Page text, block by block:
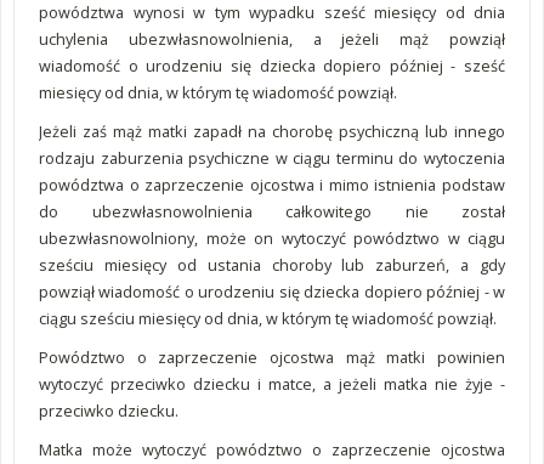
powództwa wynosi w tym wypadku sześć miesięcy od dnia
uchylenia ubezwłasnowolnienia, a jeżeli mąż powziął
wiadomość o urodzeniu się dziecka dopiero później - sześć
miesięcy od dnia, w którym tę wiadomość powziął.
Jeżeli zaś mąż matki zapadł na chorobę psychiczną lub innego
rodzaju zaburzenia psychiczne w ciągu terminu do wytoczenia
powództwa o zaprzeczenie ojcostwa i mimo istnienia podstaw
do ubezwłasnowolnienia całkowitego nie został
ubezwłasnowolniony, może on wytoczyć powództwo w ciągu
sześciu miesięcy od ustania choroby lub zaburzeń, a gdy
powziął wiadomość o urodzeniu się dziecka dopiero później - w
ciągu sześciu miesięcy od dnia, w którym tę wiadomość powziął.
Powództwo o zaprzeczenie ojcostwa mąż matki powinien
wytoczyć przeciwko dziecku i matce, a jeżeli matka nie żyje -
przeciwko dziecku.
Matka może wytoczyć powództwo o zaprzeczenie ojcostwa